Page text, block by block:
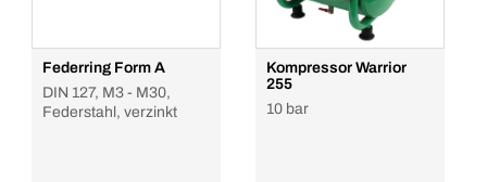
Federring Form A
DIN 127, M3 - M30,
Federstahl, verzinkt
Kompressor Warrior
255
10 bar